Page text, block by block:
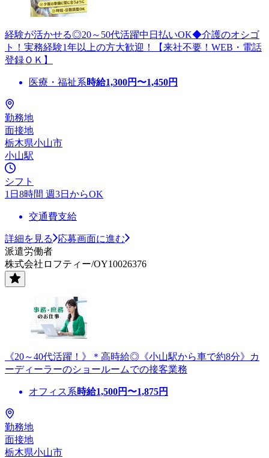
経験が活かせる◎20～50代活躍中日払いOK◆介護のオシゴ
ト！実務経験1年以上の方大歓迎！【来社不要！WEB・電話
登録ＯＫ】
医療・福祉系時給1,300円〜1,450円
勤務地
面接地
栃木県小山市
小山駅
シフト
1日8時間 週3日からOK
交通費支給
詳細を見る
応募画面に進む
派遣労働者
株式会社ロフティー/OY10026376
《20～40代活躍！》＊高時給◎《小山駅から車で約8分》カ
ーディーラーのショールームでの接客業務
オフィス系時給1,500円〜1,875円
勤務地
面接地
栃木県小山市